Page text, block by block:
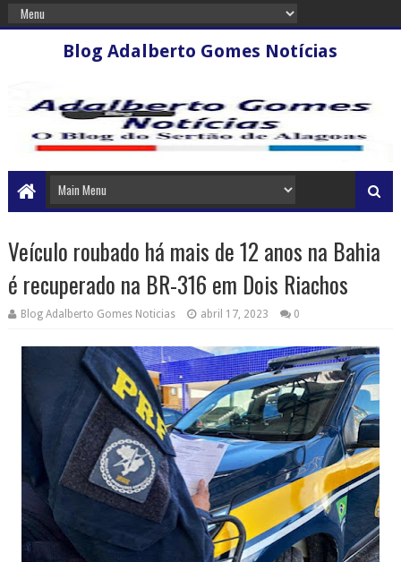
Blog Adalberto Gomes Notícias
Veículo roubado há mais de 12 anos na Bahia
é recuperado na BR-316 em Dois Riachos
Blog Adalberto Gomes Noticias abril 17, 2023 0